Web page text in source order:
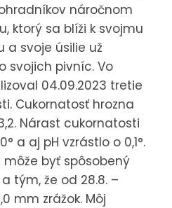
náročnom
ktorý sa blíži k svojmu
a svoje úsilie už
svojich pivníc. Vo
04.09.2023 tretie
Cukornatosť hrozna
Nárast cukornatosti
a aj pH vzrástlo o 0,1°.
byť spôsobený
tým, že od 28.8. –
mm zrážok. Môj